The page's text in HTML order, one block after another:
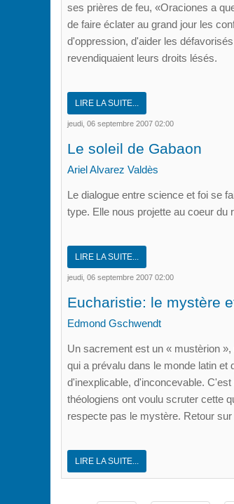
ses prières de feu, «Oraciones a
de faire éclater au grand jour les
d'oppression, d'aider les
revendiquaient leurs droits lésés.
LIRE LA SUITE...
jeudi, 06 septembre 2007 02:00
Le soleil de Gabaon
Ariel Alvarez Valdès
Le dialogue entre science et foi se
type. Elle nous projette au coeur du
LIRE LA SUITE...
jeudi, 06 septembre 2007 02:00
Eucharistie: le mystère
Edmond Gschwendt
Un sacrement est un « mustèrion
qui a prévalu dans le monde latin et
d'inexplicable, d'inconcevable.
théologiens ont voulu scruter cette
respecte pas le mystère. Retour
LIRE LA SUITE...